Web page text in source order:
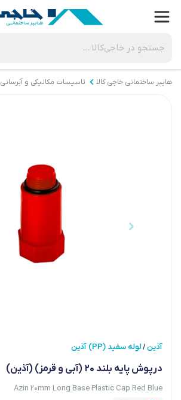
هایپر ساختمانی خاجی‌ کالا تاسیسات مکانیکی و آبرسانی
آذین/لوله سفید (PP) آذین
درپوش پایه بلند 20 (آبی و قرمز) (آذین)
Azin 20mm Long Base Plastic Cap Red Blue